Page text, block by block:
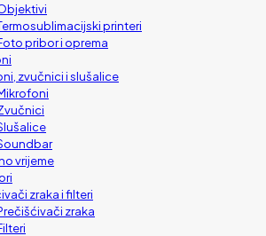
printeri
pribor i oprema
zvučnici i slušalice
vrijeme
zraka i filteri
zraka